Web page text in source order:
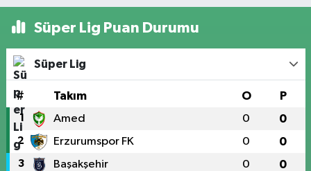
Süper Lig Puan Durumu
Süper Lig
# Takım O P
1 Amed 0 0
2 Erzurumspor FK 0 0
3 Başakşehir 0 0